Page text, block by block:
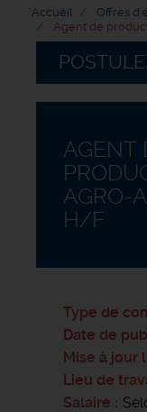
Accueil
Offres
Agent de
AGENT
AGRO-
H/F
Type de
Date de
Mise à jour
Lieu de
Salaire